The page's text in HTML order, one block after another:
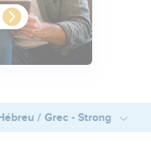
/ Grec - Strong